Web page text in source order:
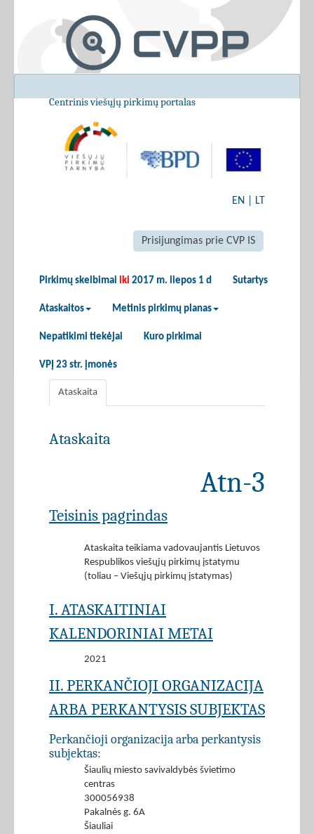
Centrinis viešųjų pirkimų portalas
EN LT
Prisijungimas prie CVP IS
Pirkimų skelbimai iki 2017 m. liepos 1 d Sutartys
Ataskaitos Metinis pirkimų planas
Nepatikimi tiekėjai Kuro pirkimai
VPĮ 23 str. įmonės
Ataskaita
Ataskaita
Atn-3
Teisinis pagrindas
Ataskaita teikiama vadovaujantis Lietuvos
Respublikos viešųjų pirkimų įstatymu
(toliau – Viešųjų pirkimų įstatymas)
I. ATASKAITINIAI
KALENDORINIAI METAI
2021
II. PERKANČIOJI ORGANIZACIJA
ARBA PERKANTYSIS SUBJEKTAS
Perkančioji organizacija arba perkantysis
subjektas:
Šiaulių miesto savivaldybės švietimo
centras
300056938
Pakalnės g. 6A
Šiauliai